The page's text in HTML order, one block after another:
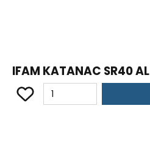
IFAM KATANAC SR40 AL